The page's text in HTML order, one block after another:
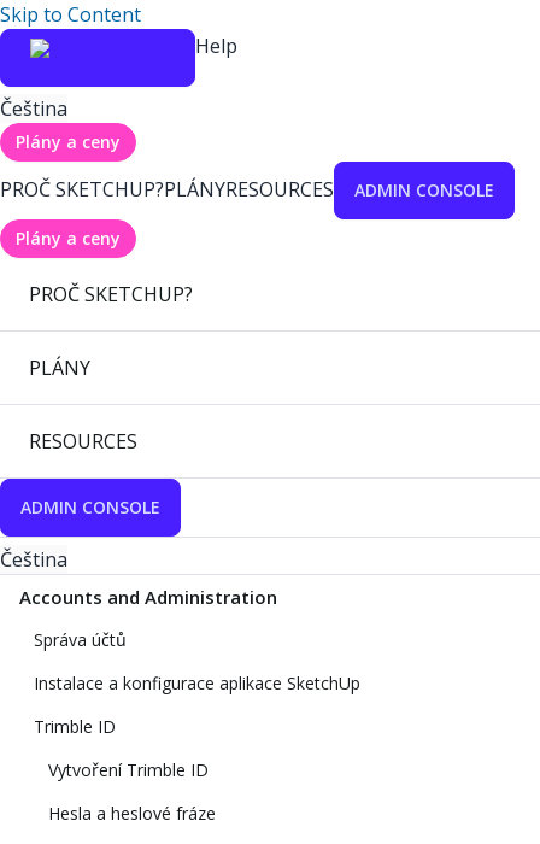
Skip to Content
Help
Čeština
Plány a ceny
PROČ SKETCHUP?PLÁNYRESOURCES ADMIN CONSOLE
Plány a ceny
PROČ SKETCHUP?
PLÁNY
RESOURCES
ADMIN CONSOLE
Čeština
Accounts and Administration
Správa účtů
Instalace a konfigurace aplikace SketchUp
Trimble ID
Vytvoření Trimble ID
Hesla a heslové fráze